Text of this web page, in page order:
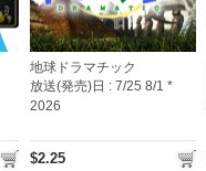
地球ドラマチック
放送(発売)日 : 7/25 8/1 *
2026
$2.25